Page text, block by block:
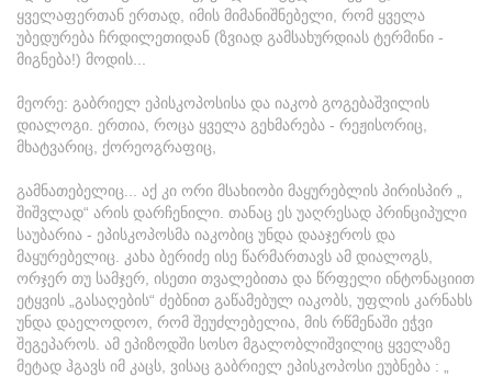
ყველაფერთან ერთად, იმის მიმანიშნებელი, რომ ყველა
უბედურება ჩრდილეთიდან (ზვიად გამსახურდიას ტერმინი -
მიგნება!) მოდის...
მეორე: გაბრიელ ეპისკოპოსისა და იაკობ გოგებაშვილის
დიალოგი. ერთია, როცა ყველა გეხმარება - რეჟისორიც,
მხატვარიც, ქორეოგრაფიც,
გამნათებელიც... აქ კი ორი მსახიობი მაყურებლის პირისპირ „
შიშვლად“ არის დარჩენილი. თანაც ეს უაღრესად პრინციპული
საუბარია - ეპისკოპოსმა იაკობიც უნდა დააჯეროს და
მაყურებელიც. კახა ბერიძე ისე წარმართავს ამ დიალოგს,
ორჯერ თუ სამჯერ, ისეთი თვალებითა და წრფელი ინტონაციით
ეტყვის „გასაღების“ ძებნით გაწამებულ იაკობს, უფლის კარნახს
უნდა დაელოდოო, რომ შეუძლებელია, მის რწმენაში ეჭვი
შეგეპაროს. ამ ეპიზოდში სოსო მგალობლიშვილიც ყველაზე
მეტად ჰგავს იმ კაცს, ვისაც გაბრიელ ეპისკოპოსი ეუბნება : „